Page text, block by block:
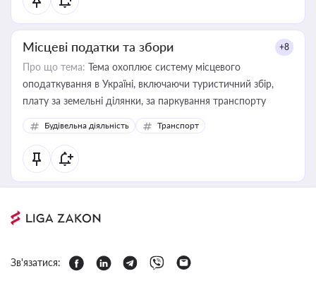
Місцеві податки та збори +8
Про що тема: Тема охоплює систему місцевого
оподаткування в Україні, включаючи туристичний збір,
плату за земельні ділянки, за паркування транспорту
Будівельна діяльність Транспорт
Зв'язатися: